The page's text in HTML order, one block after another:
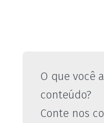
O que você
conteúdo?
Conte nos